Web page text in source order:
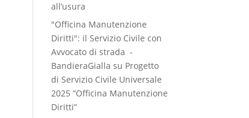
all’usura
"Officina Manutenzione
Diritti": il Servizio Civile con
Avvocato di strada -
BandieraGialla su Progetto
di Servizio Civile Universale
2025 “Officina Manutenzione
Diritti”